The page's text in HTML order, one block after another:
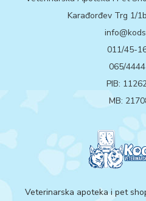
Karađorđev Trg 1/
011/45-
065/
PIB:
MB:
Veterinarska apoteka i pet